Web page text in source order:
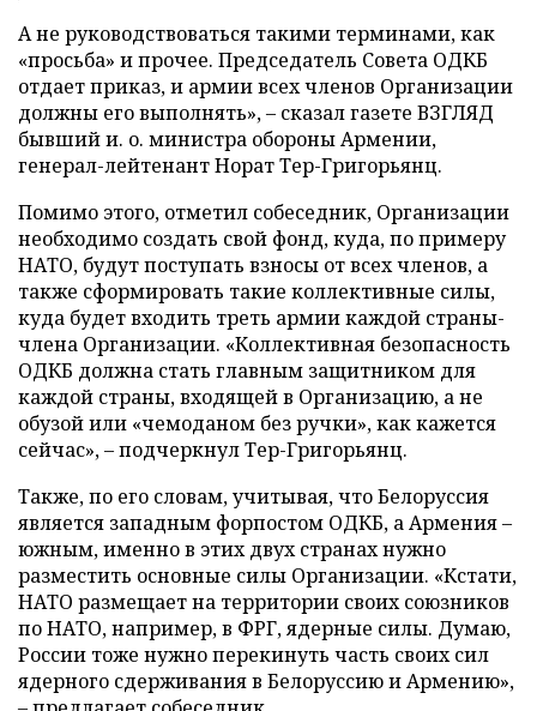
А не руководствоваться такими терминами, как
«просьба» и прочее. Председатель Совета ОДКБ
отдает приказ, и армии всех членов Организации
должны его выполнять», – сказал газете ВЗГЛЯД
бывший и. о. министра обороны Армении,
генерал-лейтенант Норат Тер-Григорьянц.
Помимо этого, отметил собеседник, Организации
необходимо создать свой фонд, куда, по примеру
НАТО, будут поступать взносы от всех членов, а
также сформировать такие коллективные силы,
куда будет входить треть армии каждой страны-
члена Организации. «Коллективная безопасность
ОДКБ должна стать главным защитником для
каждой страны, входящей в Организацию, а не
обузой или «чемоданом без ручки», как кажется
сейчас», – подчеркнул Тер-Григорьянц.
Также, по его словам, учитывая, что Белоруссия
является западным форпостом ОДКБ, а Армения –
южным, именно в этих двух странах нужно
разместить основные силы Организации. «Кстати,
НАТО размещает на территории своих союзников
по НАТО, например, в ФРГ, ядерные силы. Думаю,
России тоже нужно перекинуть часть своих сил
ядерного сдерживания в Белоруссию и Армению»,